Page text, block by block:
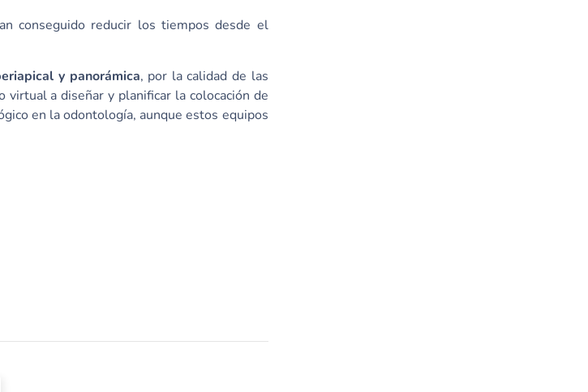
conseguido reducir los tiempos desde el
y panorámica, por la calidad de las
virtual a diseñar y planificar la colocación de
en la odontología, aunque estos equipos